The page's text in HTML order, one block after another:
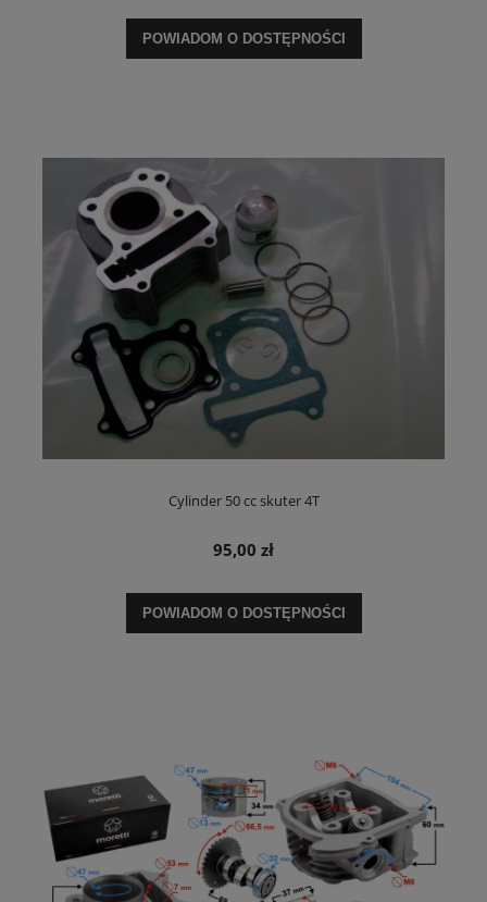
POWIADOM O DOSTĘPNOŚCI
Cylinder 50 cc skuter 4T
95,00 zł
POWIADOM O DOSTĘPNOŚCI